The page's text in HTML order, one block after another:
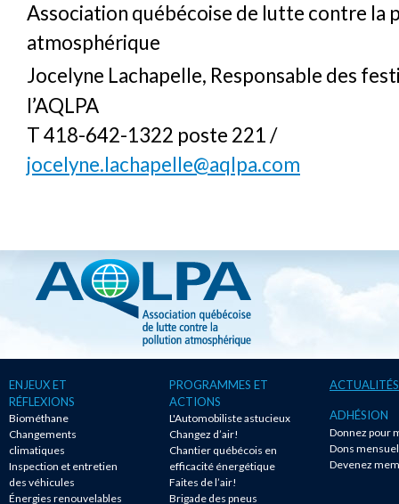
Association québécoise de lutte contre la
atmosphérique
Jocelyne Lachapelle, Responsable des
l’AQLPA
T 418-642-1322 poste 221 /
jocelyne.lachapelle@aqlpa.com
ENJEUX ET
RÉFLEXIONS
Biométhane
Changements
climatiques
Inspection et entretien
des véhicules
Énergies renouvelables
PROGRAMMES ET
ACTIONS
L'Automobiliste astucieux
Changez d’air!
Chantier québécois en
efficacité énergétique
Faites de l’air!
Brigade des pneus
ACTUALITÉS
ADHÉSION
Donnez pour
Dons
Devenez